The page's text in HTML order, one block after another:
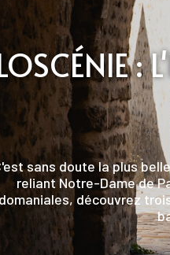
:
sans doute la plus
reliant Notre-Dame de
découvrez